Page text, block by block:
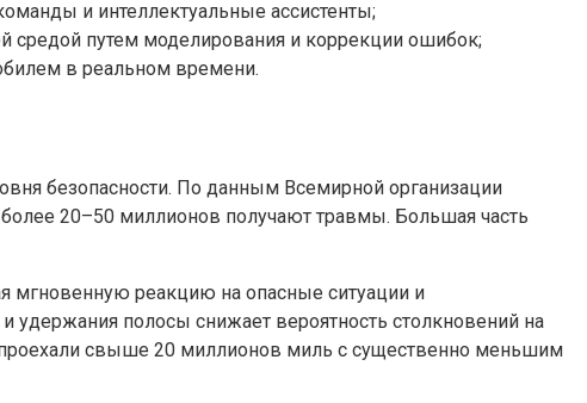
и интеллектуальные ассистенты;
средой путем моделирования и коррекции ошибок;
в реальном времени.
безопасности. По данным Всемирной организации
20–50 миллионов получают травмы. Большая часть
мгновенную реакцию на опасные ситуации и
удержания полосы снижает вероятность столкновений на
свыше 20 миллионов миль с существенно меньшим